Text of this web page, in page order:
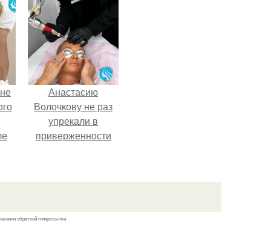
Анастасию
Волочкову не раз
упрекали в
приверженности
обратной гиперссылки.